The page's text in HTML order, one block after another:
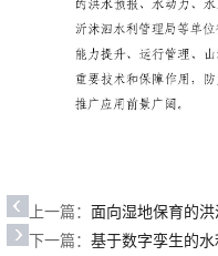
上一篇： 面向湿地保育的洪
下一篇： 基于数字孪生的水